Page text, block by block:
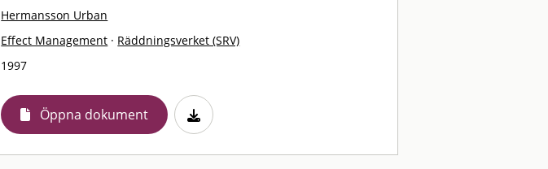
Hermansson Urban
Effect Management · Räddningsverket (SRV)
1997
Öppna dokument